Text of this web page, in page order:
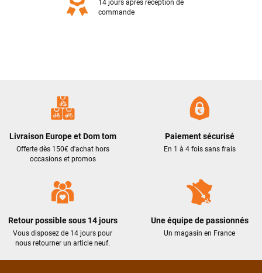
14 jours après réception de
commande
Livraison Europe et Dom tom
Offerte dès 150€ d'achat hors
occasions et promos
Paiement sécurisé
En 1 à 4 fois sans frais
Retour possible sous 14 jours
Vous disposez de 14 jours pour
nous retourner un article neuf.
Une équipe de passionnés
Un magasin en France
mais il a pris le temps d’être sûr que cela fonctionne
correctement malgré l’heure tardive. Encore merci à Logan
Philippe Zeb
J'ai commandé un VAE Bulls Copperhead à un très bon prix.
La livraison a été faite en respectant mes instructions
(livraison différée cause absence). Le vélo était très bien
emballé et en excellent état. Un pb de clefs manquantes à la
livraison a été traité efficacement par le SAV dans les
meilleurs délais. Tous les contacts ont été bien suivis, l'équipe